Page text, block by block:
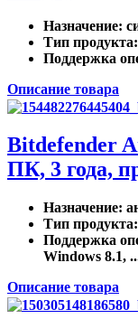
Назначение:
Тип продукта
Поддержка
Описание товара
Bitdefender
ПК, 3 года,
Назначение:
Тип продукта
Поддержка
Windows 8.1,
Описание товара